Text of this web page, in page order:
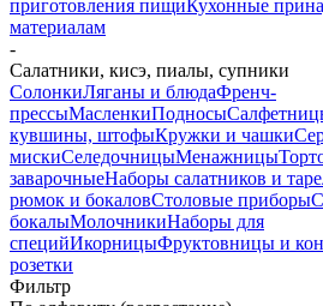
приготовления пищиКухонные
материалам
-
Салатники, кисэ, пиалы, супники
СолонкиЛяганы и блюдаФренч-
прессыМасленкиПодносы
кувшины, штофыКружки и чашки
мискиСеледочницыМенажницы
заварочныеНаборы салатников и
рюмок и бокаловСтоловые приборы
бокалыМолочникиНаборы для
специйИкорницыФруктовницы и
розетки
Фильтр